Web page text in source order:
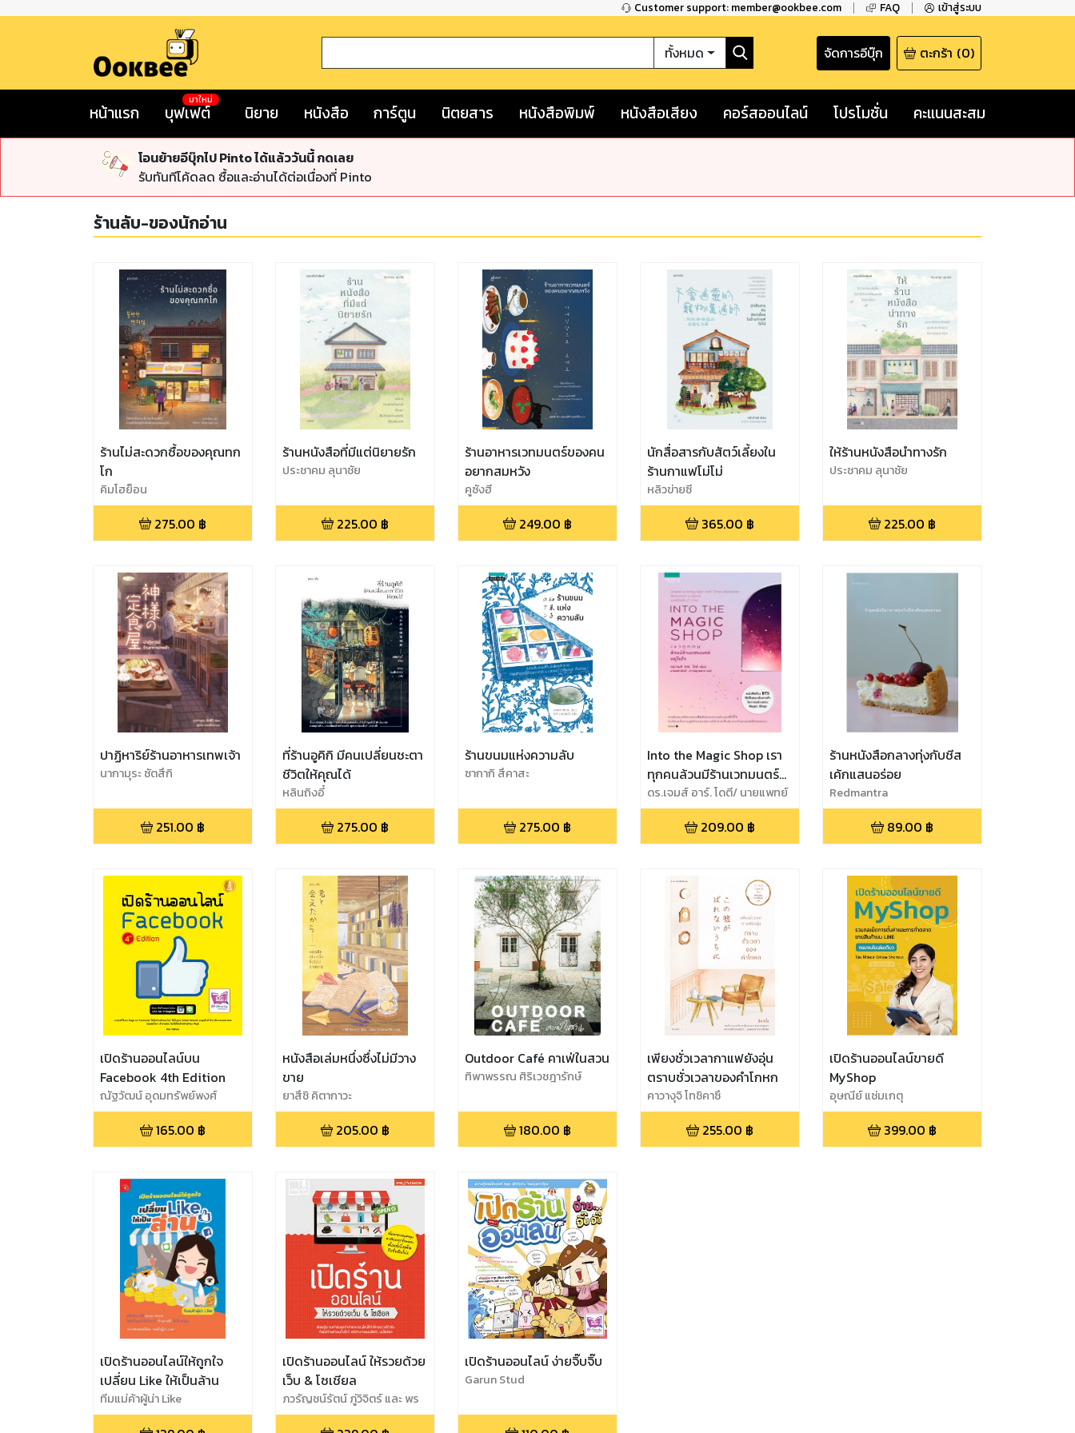
Customer support: member@ookbee.com FAQ เข้าสู่ระบบ
ทั้งหมด จัดการอีบุ๊ก ตะกร้า (0)
หน้าแรก บุฟเฟต์
มาใหม่
นิยาย หนังสือ การ์ตูน นิตยสาร หนังสือพิมพ์ หนังสือเสียง คอร์สออนไลน์ โปรโมชั่น คะแนนสะสม
โอนย้ายอีบุ๊กไป Pinto ได้แล้ววันนี้ กดเลย
รับทันทีโค้ดลด ซื้อและอ่านได้ต่อเนื่องที่ Pinto
ร้านลับ-ของนักอ่าน
ร้านไม่สะดวกซื้อของคุณทก
โก
คิมโฮย็อน
275.00 ฿
ร้านหนังสือที่มีแต่นิยายรัก
ประชาคม ลุนาชัย
225.00 ฿
ร้านอาหารเวทมนตร์ของคน
อยากสมหวัง
คูซังฮี
249.00 ฿
นักสื่อสารกับสัตว์เลี้ยงใน
ร้านกาแฟโม่โม่
หลิวข่ายซี
365.00 ฿
ให้ร้านหนังสือนำทางรัก
ประชาคม ลุนาชัย
225.00 ฿
ปาฏิหาริย์ร้านอาหารเทพเจ้า
นากามุระ ซัตสึกิ
251.00 ฿
ที่ร้านอูคิกิ มีคนเปลี่ยนชะตา
ชีวิตให้คุณได้
หลินถิงอี๋
275.00 ฿
ร้านขนมแห่งความลับ
ซากากิ สึคาสะ
275.00 ฿
Into the Magic Shop เรา
ทุกคนล้วนมีร้านเวทมนตร์
อยู่ในใจ
ดร.เจมส์ อาร์. โดตี/ นายแพทย์
นที สาครยุทธเดช
209.00 ฿
ร้านหนังสือกลางทุ่งกับชีส
เค้กแสนอร่อย
Redmantra
89.00 ฿
เปิดร้านออนไลน์บน
Facebook 4th Edition
ณัฐวัฒน์ อุดมทรัพย์พงศ์
165.00 ฿
หนังสือเล่มหนึ่งซึ่งไม่มีวาง
ขาย
ยาสึชิ คิตากาวะ
205.00 ฿
Outdoor Café คาเฟ่ในสวน
ทิพาพรรณ ศิริเวชฎารักษ์
180.00 ฿
เพียงชั่วเวลากาแฟยังอุ่น
ตราบชั่วเวลาของคำโกหก
คาวางุจิ โทชิคาซึ
255.00 ฿
เปิดร้านออนไลน์ขายดี
MyShop
อุษณีย์ แช่มเกตุ
399.00 ฿
เปิดร้านออนไลน์ให้ถูกใจ
เปลี่ยน Like ให้เป็นล้าน
ทีมแม่ค้าผู้น่า Like
เปิดร้านออนไลน์ ให้รวยด้วย
เว็บ & โซเชียล
ภวรัญชน์รัตน์ ภู่วิจิตร์ และ พร
รณธิพา บ่มกลาง
เปิดร้านออนไลน์ ง่ายจิ๊บจิ๊บ
Garun Stud